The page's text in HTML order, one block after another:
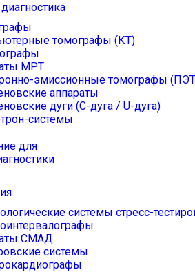
томографы (КТ)
МРТ
эмиссионные томографы
аппараты
дуги (С-дуга / U-дуга)
системы
для
системы стресс-
СМАД
системы